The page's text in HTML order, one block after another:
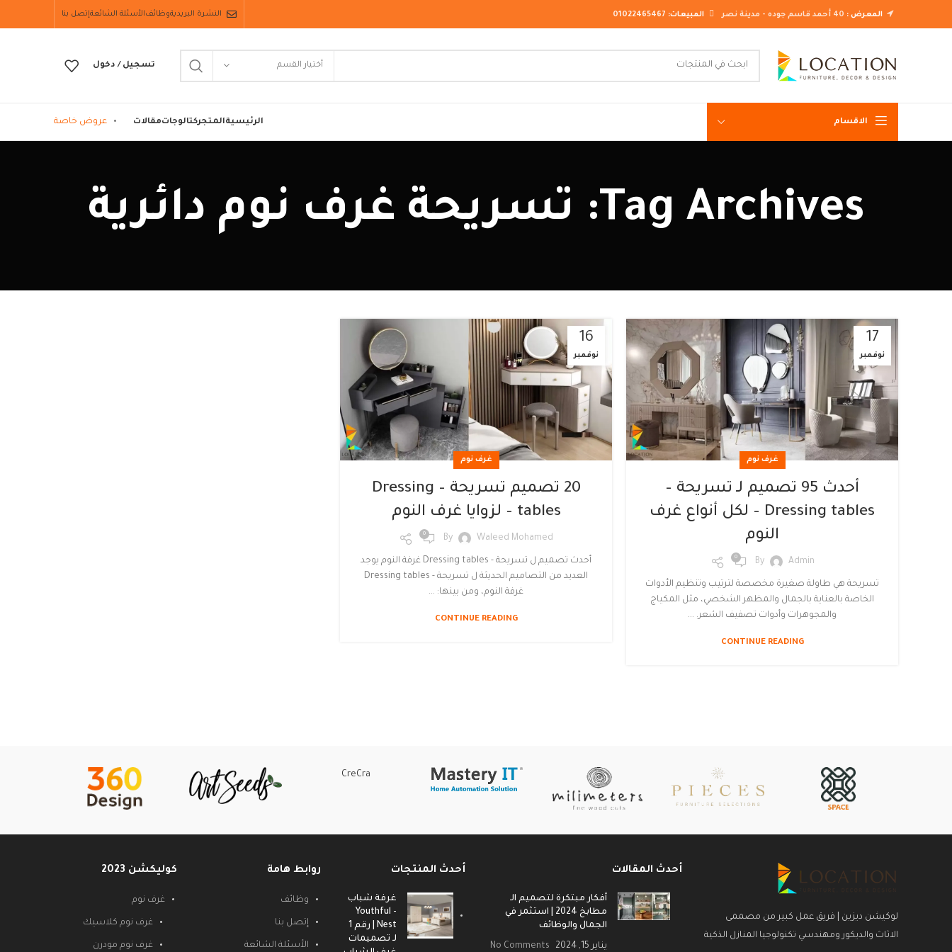
المعرض : المبيعات: 01022465467 النشرة البريديةوظائفالأسئلة الشائعةإتصل بنا
أختيار القسم تسجيل / دخول
الاقسام
غرف نوم مودرن
غرف نوم نيو كلاسيك
الرئيسيةالمتجركتالوجاتمقالات عروض خاصة
Tag Archives: تسريحة غرف نوم دائرية
17
نوفمبر
غرف نوم
أحدث 95 تصميم لـ تسريحة –
Dressing tables – لكل أنواع غرف
النوم
By Admin
0
تسريحة هي طاولة صغيرة مخصصة لترتيب وتنظيم الأدوات
الخاصة بالعناية بالجمال والمظهر الشخصي، مثل المكياج
والمجوهرات وأدوات تصفيف الشعر. ...
CONTINUE READING
16
نوفمبر
غرف نوم
20 تصميم تسريحة – Dressing
tables – لزوايا غرف النوم
By Waleed Mohamed
0
أحدث تصميم ل تسريحة - Dressing tables غرفة النوم يوجد
العديد من التصاميم الحديثة ل تسريحة - Dressing tables
غرفة النوم، ومن بينها: ...
CONTINUE READING
CreCra
لوكيشن ديزين | فريق عمل كبير من مصممى
الاثاث والديكور ومهندسي تكنولوجيا المنازل الذكية
أحدث المقالات
أفكار مبتكرة لتصميم الـ
مطابخ 2024 | استثمر في
الجمال والوظائف
يناير 15, 2024 No Comments
أحدث المنتجات
غرفة شباب
- Youthful
Nest | رقم 1
لـ تصميمات
روابط هامة
وظائف
إتصل بنا
الأسئلة الشائعة
كوليكشن 2023
غرف نوم
غرف نوم كلاسيك
غرف نوم مودرن